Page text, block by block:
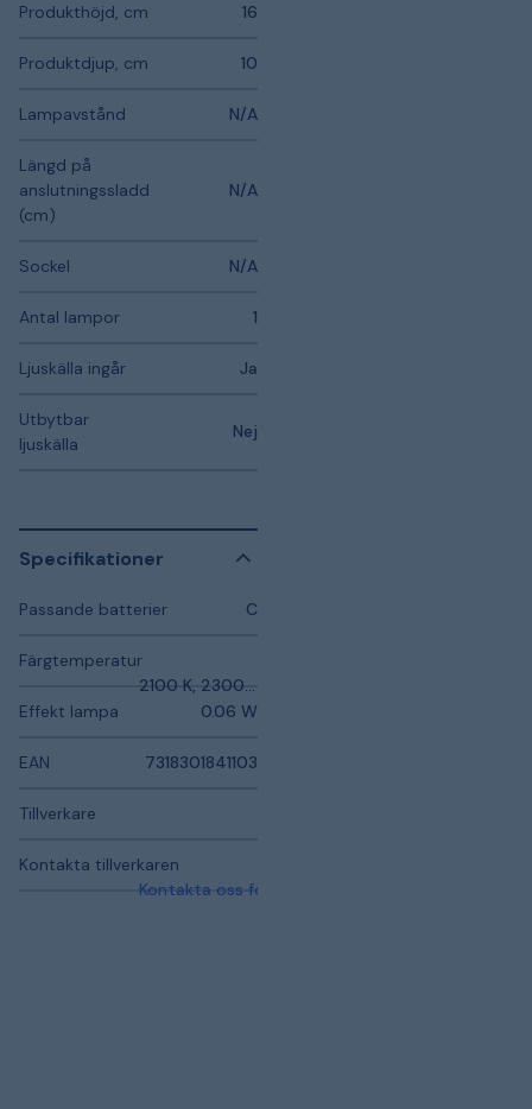
Produkthöjd, cm 16
Produktdjup, cm 10
Lampavstånd N/A
Längd på
anslutningssladd
(cm)
N/A
Sockel N/A
Antal lampor 1
Ljuskälla ingår Ja
Utbytbar
ljuskälla
Nej
Specifikationer
Passande batterier C
Färgtemperatur
2100 K, 2300 K
Effekt lampa
0.06 W
EAN 7318301841103
Tillverkare
Kontakta tillverkaren
Kontakta oss för mer information